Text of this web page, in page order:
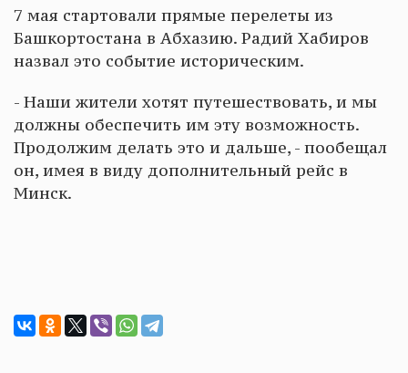
7 мая стартовали прямые перелеты из
Башкортостана в Абхазию. Радий Хабиров
назвал это событие историческим.
- Наши жители хотят путешествовать, и мы
должны обеспечить им эту возможность.
Продолжим делать это и дальше, - пообещал
он, имея в виду дополнительный рейс в
Минск.